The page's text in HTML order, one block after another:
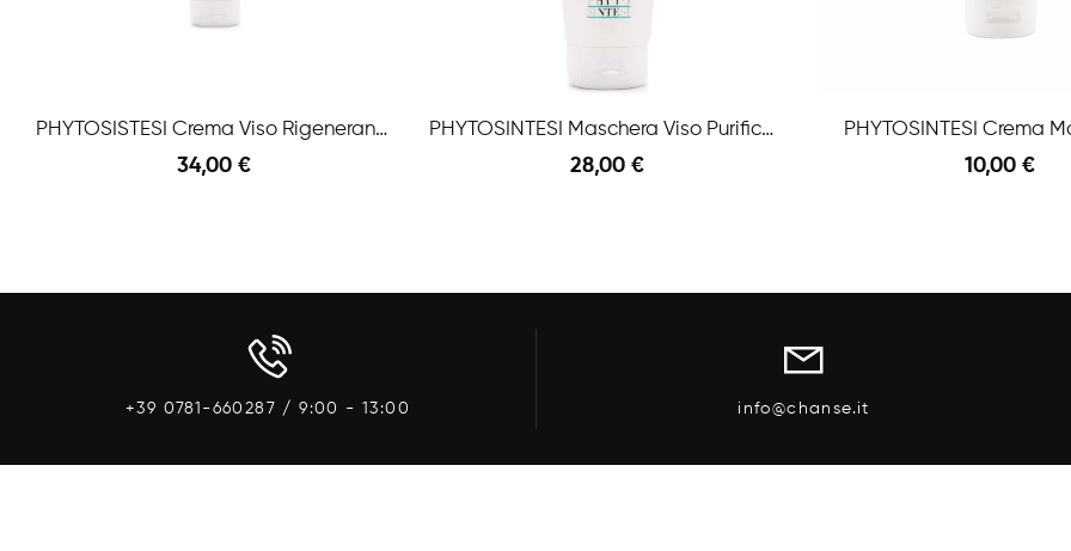
PHYTOSISTESI Crema Viso Rigenerante Vita C 250ml
34,00 €
PHYTOSINTESI Maschera Viso Purificante Acneis
28,00 €
PHYTOSINTESI Crema
10,00 €
+39 0781-660287 / 9:00 - 13:00 info@chanse.it